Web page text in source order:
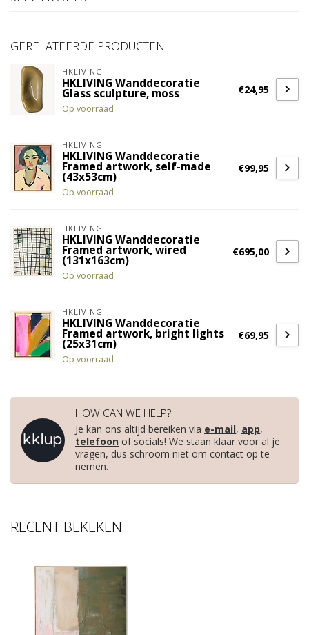
GERELATEERDE PRODUCTEN
HKLIVING
HKLIVING Wanddecoratie
Glass sculpture, moss
Op voorraad
€24,95
HKLIVING
HKLIVING Wanddecoratie
Framed artwork, self-made
(43x53cm)
Op voorraad
€99,95
HKLIVING
HKLIVING Wanddecoratie
Framed artwork, wired
(131x163cm)
Op voorraad
€695,00
HKLIVING
HKLIVING Wanddecoratie
Framed artwork, bright lights
(25x31cm)
Op voorraad
€69,95
HOW CAN WE HELP?
Je kan ons altijd bereiken via e-mail, app,
telefoon of socials! We staan klaar voor al je
vragen, dus schroom niet om contact op te
nemen.
RECENT BEKEKEN